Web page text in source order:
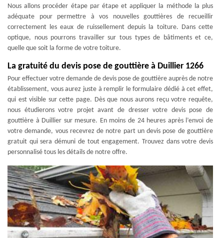
Nous allons procéder étape par étape et appliquer la méthode la plus
adéquate pour permettre à vos nouvelles gouttières de recueillir
correctement les eaux de ruissellement depuis la toiture. Dans cette
optique, nous pourrons travailler sur tous types de bâtiments et ce,
quelle que soit la forme de votre toiture.
La gratuité du devis pose de gouttière à Duillier 1266
Pour effectuer votre demande de devis pose de gouttière auprès de notre
établissement, vous aurez juste à remplir le formulaire dédié à cet effet,
qui est visible sur cette page. Dès que nous aurons reçu votre requête,
nous étudierons votre projet avant de dresser votre devis pose de
gouttière à Duillier sur mesure. En moins de 24 heures après l’envoi de
votre demande, vous recevrez de notre part un devis pose de gouttière
gratuit qui sera démuni de tout engagement. Trouvez dans votre devis
personnalisé tous les détails de notre offre.